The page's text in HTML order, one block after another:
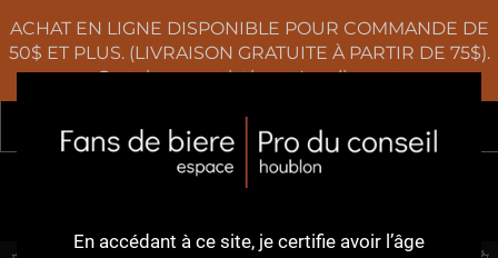
ACHAT EN LIGNE DISPONIBLE POUR COMMANDE DE
50$ ET PLUS. (LIVRAISON GRATUITE À PARTIR DE 75$).
Certaines restrictions s'appliquent
0
En accédant à ce site, je certifie avoir l’âge